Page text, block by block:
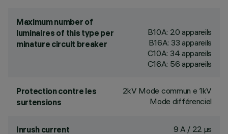
Maximum number of
luminaires of this type per
minature circuit breaker
B10A: 20 appareils
B16A: 33 appareils
C10A: 34 appareils
C16A: 56 appareils
Protection contre les
surtensions
2kV Mode commun e 1kV
Mode différenciel
Inrush current 9 A / 22 µs